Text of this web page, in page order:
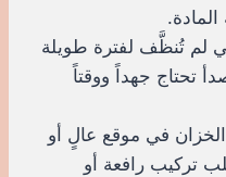
لم تُنظَّف لفترة طويلة
تحتاج جهداً ووقتاً
في موقع عالٍ أو
تركيب رافعة أو